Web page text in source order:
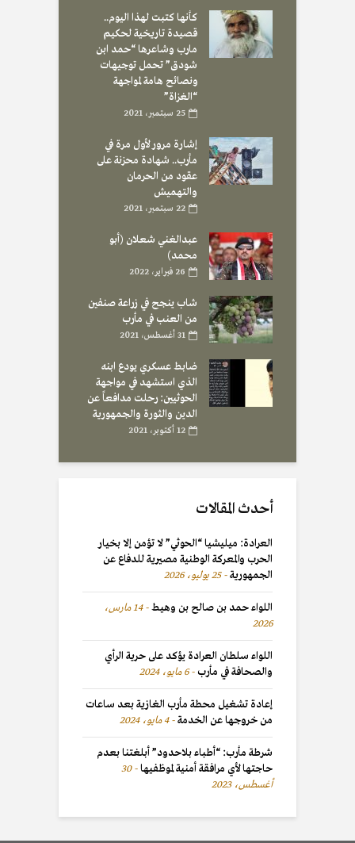
كأنها كتبت لهذا اليوم..
قصيدة تاريخية لحكيم
مارب وشاعرها “حمد ابن
شودق” تحمل توجيهات
ونصائح هامة لمواجهة
“الغزاة”
25 سبتمبر، 2021
إشارة مرور لأول مرة في
مأرب.. شهادة محزنة على
عقود من الحرمان
والتهميش
22 سبتمبر، 2021
عبدالغني شعلان (أبو
محمد)
26 فبراير، 2022
شاب ينجح في زراعة صنفين
من العنب في مأرب
31 أغسطس، 2021
ضابط عسكري يودع ابنه
الذي استشهد في مواجهة
الحوثيين: رحلت مدافعاً عن
الدين والثورة والجمهورية
12 أكتوبر، 2021
أحدث المقالات
العرادة: ميليشيا “الحوثي” لا تؤمن إلا بخيار
الحرب والمعركة الوطنية مصيرية للدفاع عن
الجمهورية
25 يوليو، 2026
اللواء حمد بن صالح بن وهيط
14 مارس،
2026
اللواء سلطان العرادة يؤكد على حرية الرأي
والصحافة في مأرب
6 مايو، 2024
إعادة تشغيل محطة مأرب الغازية بعد ساعات
من خروجها عن الخدمة
4 مايو، 2024
شرطة مأرب: “أطباء بلاحدود” أبلغتنا بعدم
حاجتها لأي مرافقة أمنية لموظفيها
30
أغسطس، 2023